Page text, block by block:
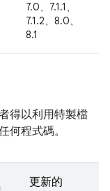
7.0、7.1.1、
7.1.2、8.0、
8.1
得以利用特製檔
何程式碼。
更新的